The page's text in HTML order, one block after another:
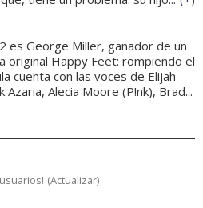
es George Miller, ganador de un
original Happy Feet: rompiendo el
cuenta con las voces de Elijah
Azaria, Alecia Moore (P!nk), Brad...
(Actualizar)